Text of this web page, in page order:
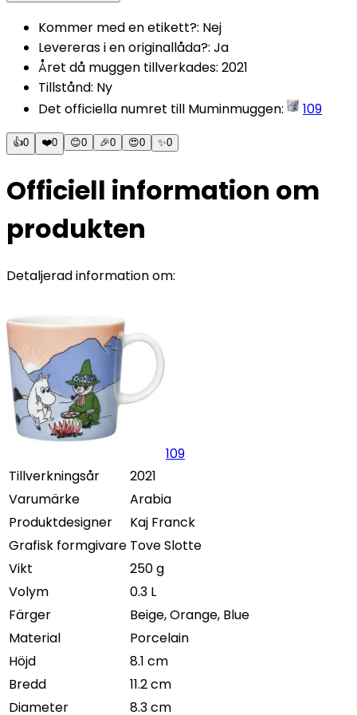
Kommer med en etikett?: Nej
Levereras i en originallåda?: Ja
Året då muggen tillverkades: 2021
Tillstånd: Ny
Det officiella numret till Muminmuggen: 109
👍0 ❤️0 😊0 🎉0 😍0 ✨0
Officiell information om
produkten
Detaljerad information om:
109
Tillverkningsår
2021
Varumärke
Arabia
Produktdesigner
Kaj Franck
Grafisk formgivare Tove Slotte
Vikt
250 g
Volym
0.3 L
Färger
Beige, Orange, Blue
Material
Porcelain
Höjd
8.1 cm
Bredd
11.2 cm
Diameter
8.3 cm